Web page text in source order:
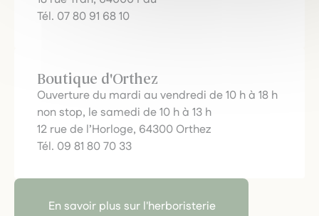
Tél. 07 80 91 68 10
Boutique d'Orthez
Ouverture du mardi au vendredi de 10 h à 18 h
non stop, le samedi de 10 h à 13 h
12 rue de l’Horloge, 64300 Orthez
Tél. 09 81 80 70 33
En savoir plus sur l'herboristerie